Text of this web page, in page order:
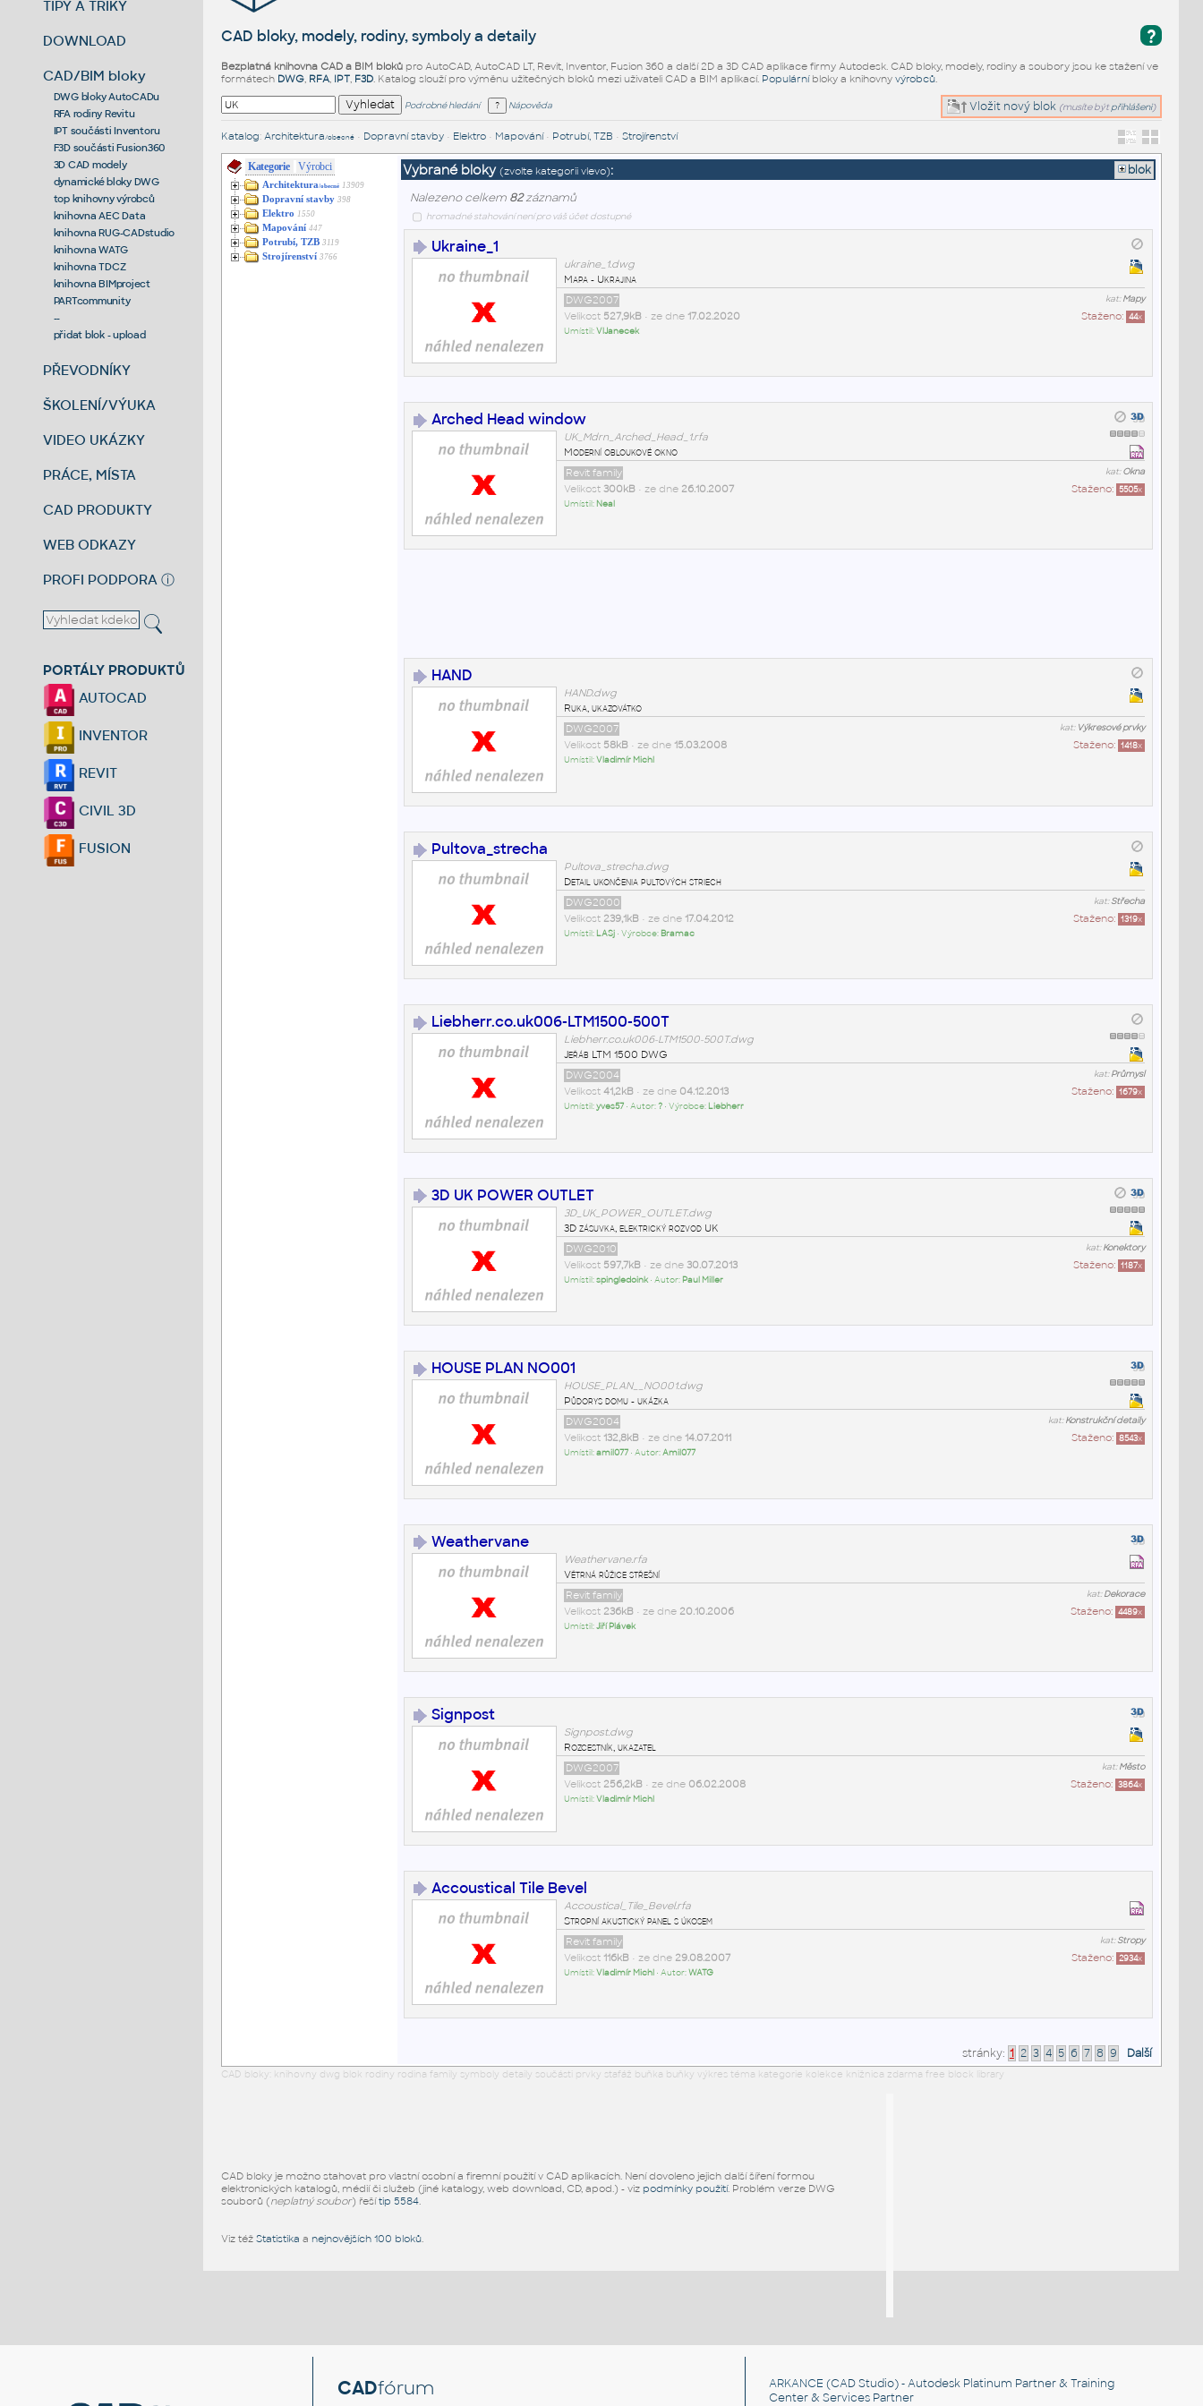
TIPY A TRIKY
DOWNLOAD
CAD/BIM bloky
DWG bloky AutoCADu
RFA rodiny Revitu
IPT součásti Inventoru
F3D součásti Fusion360
3D CAD modely
dynamické bloky DWG
top knihovny výrobců
knihovna AEC Data
knihovna RUG-CADstudio
knihovna WATG
knihovna TDCZ
knihovna BIMproject
PARTcommunity
--
přidat blok - upload
PŘEVODNÍKY
ŠKOLENÍ/VÝUKA
VIDEO UKÁZKY
PRÁCE, MÍSTA
CAD PRODUKTY
WEB ODKAZY
PROFI PODPORA ⓘ
PORTÁLY PRODUKTŮ
AUTOCAD
INVENTOR
REVIT
CIVIL 3D
FUSION
?
CAD bloky, modely, rodiny, symboly a detaily
Bezplatná knihovna CAD a BIM blokůpro AutoCAD, AutoCAD LT, Revit, Inventor, Fusion 360 a další 2D a 3D CAD aplikace firmy Autodesk. CAD bloky, modely, rodiny a soubory jsou ke stažení ve
formátech DWG, RFA, IPT, F3D. Katalog slouží pro výměnu užitečných bloků mezi uživateli CAD a BIM aplikací. Populárníbloky a knihovny výrobců.
Vložit nový blok (musíte být přihlášeni)
Podrobné hledání Nápověda
Katalog: Architektura /obecné• Dopravní stavby• Elektro• Mapování• Potrubí, TZB • Strojírenství
Kategorie Výrobci
Architektura/obecné 13909
Dopravní stavby 398
Elektro 1550
Mapování 447
Potrubí, TZB 3119
Strojírenství 3766
Vybrané bloky (zvolte kategorii vlevo):
blok
Nalezeno celkem 82záznamů
hromadné stahování není pro váš účet dostupné
Ukraine_1
ukraine_1.dwg
Mapa - Ukrajina
kat:Mapy
DWG2007
Staženo: 44x
Velikost 527,9kB• ze dne 17.02.2020
Umístil:VlJanecek
Arched Head window
UK_Mdrn_Arched_Head_1.rfa
Moderní obloukové okno
kat:Okna
Revit family
Staženo: 5505x
Velikost 300kB• ze dne 26.10.2007
Umístil: Neal
HAND
HAND.dwg
Ruka, ukazovátko
kat: Výkresové prvky
DWG2007
Staženo: 1418x
Velikost 58kB• ze dne 15.03.2008
Umístil:Vladimír Michl
Pultova_strecha
Pultova_strecha.dwg
Detail ukončenia pultových striech
kat:Střecha
DWG2000
Staženo: 1319x
Velikost 239,1kB• ze dne 17.04.2012
Umístil: LASj• Výrobce: Bramac
Liebherr.co.uk006-LTM1500-500T
Liebherr.co.uk006-LTM1500-500T.dwg
Jeřáb LTM 1500 DWG
kat:Průmysl
DWG2004
Staženo: 1679x
Velikost 41,2kB• ze dne 04.12.2013
Umístil:yves57• Autor:?• Výrobce: Liebherr
3D UK POWER OUTLET
3D_UK_POWER_OUTLET.dwg
3D zásuvka, elektrický rozvod UK
kat:Konektory
DWG2010
Staženo: 1187x
Velikost 597,7kB• ze dne 30.07.2013
Umístil:spingledoink• Autor: Paul Miller
HOUSE PLAN NO001
HOUSE_PLAN__NO001.dwg
Půdorys domu - ukázka
kat:Konstrukční detaily
DWG2004
Staženo: 8543x
Velikost 132,8kB• ze dne 14.07.2011
Umístil:amil077• Autor:Amil077
Weathervane
Weathervane.rfa
Větrná růžice střešní
kat:Dekorace
Revit family
Staženo: 4489x
Velikost 236kB• ze dne 20.10.2006
Umístil:Jiří Plávek
Signpost
Signpost.dwg
Rozcestník, ukazatel
kat:Město
DWG2007
Staženo: 3864x
Velikost 256,2kB• ze dne 06.02.2008
Umístil:Vladimír Michl
Accoustical Tile Bevel
Accoustical_Tile_Bevel.rfa
Stropní akustický panel s úkosem
kat:Stropy
Revit family
Staženo: 2934x
Velikost 116kB• ze dne 29.08.2007
Umístil:Vladimír Michl• Autor:WATG
stránky: 1 2 3 4 5 6 7 8 9 Další
CAD bloky: knihovny dwg blok rodiny rodina family symboly detaily součásti prvky stafáž buňka buňky výkres téma kategorie kolekce knižnica zdarma free block library
CAD bloky je možno stahovat pro vlastní osobní a firemní použití v CAD aplikacích. Není dovoleno jejich další šíření formou
elektronických katalogů, médií či služeb (jiné katalogy, web download, CD, apod.) - viz podmínky použití. Problém verze DWG
souborů (neplatný soubor) řešítip 5584.
Viz též Statistika a nejnovějších 100 bloků.
CADfórum ARKANCE (CAD Studio) - Autodesk Platinum Partner & Training
Center & Services Partner